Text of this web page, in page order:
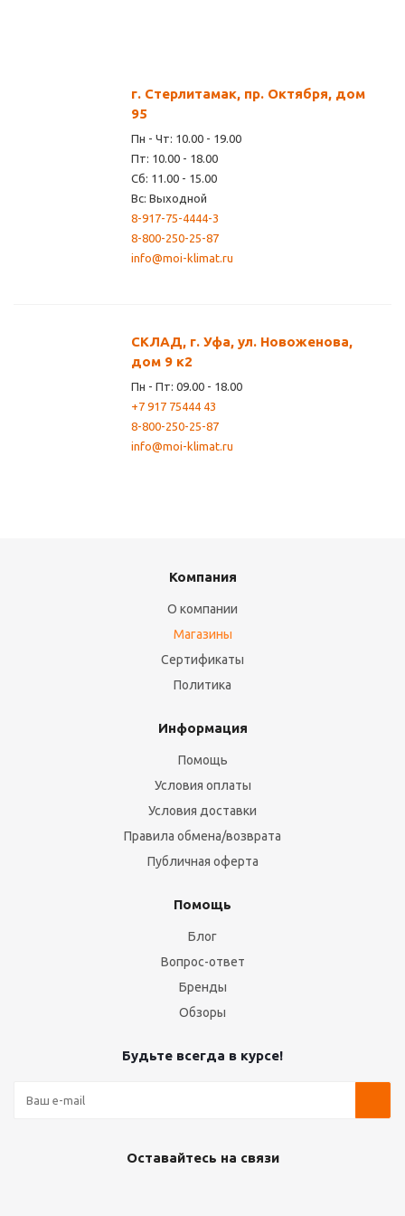
г. Стерлитамак, пр. Октября, дом
95
Пн - Чт: 10.00 - 19.00
Пт: 10.00 - 18.00
Сб: 11.00 - 15.00
Вс: Выходной
8-917-75-4444-3
8-800-250-25-87
info@moi-klimat.ru
СКЛАД, г. Уфа, ул. Новоженова,
дом 9 к2
Пн - Пт: 09.00 - 18.00
+7 917 75444 43
8-800-250-25-87
info@moi-klimat.ru
Компания
О компании
Магазины
Сертификаты
Политика
Информация
Помощь
Условия оплаты
Условия доставки
Правила обмена/возврата
Публичная оферта
Помощь
Блог
Вопрос-ответ
Бренды
Обзоры
Будьте всегда в курсе!
Оставайтесь на связи